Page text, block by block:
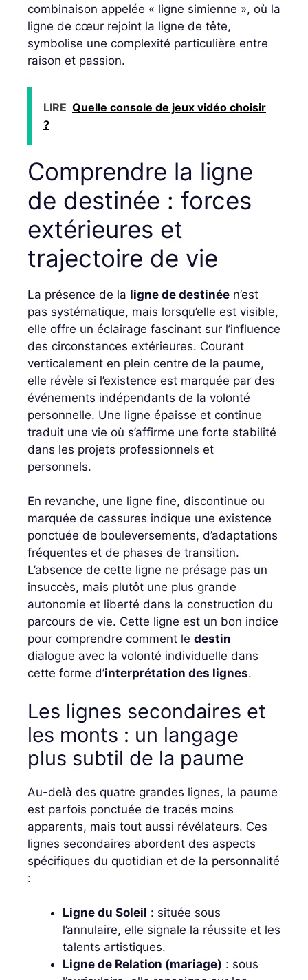
combinaison appelée « ligne simienne », où la
ligne de cœur rejoint la ligne de tête,
symbolise une complexité particulière entre
raison et passion.
LIRE Quelle console de jeux vidéo choisir
?
Comprendre la ligne
de destinée : forces
extérieures et
trajectoire de vie
La présence de la ligne de destinée n’est
pas systématique, mais lorsqu’elle est visible,
elle offre un éclairage fascinant sur l’influence
des circonstances extérieures. Courant
verticalement en plein centre de la paume,
elle révèle si l’existence est marquée par des
événements indépendants de la volonté
personnelle. Une ligne épaisse et continue
traduit une vie où s’affirme une forte stabilité
dans les projets professionnels et
personnels.
En revanche, une ligne fine, discontinue ou
marquée de cassures indique une existence
ponctuée de bouleversements, d’adaptations
fréquentes et de phases de transition.
L’absence de cette ligne ne présage pas un
insuccès, mais plutôt une plus grande
autonomie et liberté dans la construction du
parcours de vie. Cette ligne est un bon indice
pour comprendre comment le destin
dialogue avec la volonté individuelle dans
cette forme d’interprétation des lignes.
Les lignes secondaires et
les monts : un langage
plus subtil de la paume
Au-delà des quatre grandes lignes, la paume
est parfois ponctuée de tracés moins
apparents, mais tout aussi révélateurs. Ces
lignes secondaires abordent des aspects
spécifiques du quotidian et de la personnalité
:
Ligne du Soleil : située sous
l’annulaire, elle signale la réussite et les
talents artistiques.
Ligne de Relation (mariage) : sous